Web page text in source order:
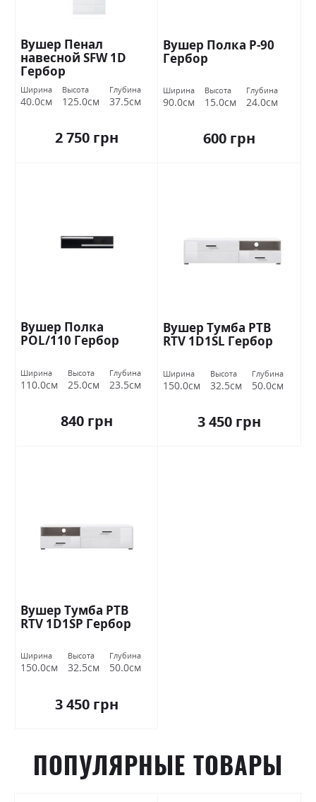
Вушер Пенал
навесной SFW 1D
Гербор
Ширина
40.0см
Высота
125.0см
Глубина
37.5см
2 750 грн
Вушер Полка Р-90
Гербор
Ширина
90.0см
Высота
15.0см
Глубина
24.0см
600 грн
Вушер Полка
РOL/110 Гербор
Ширина
110.0см
Высота
25.0см
Глубина
23.5см
840 грн
Вушер Тумба РТВ
RTV 1D1SL Гербор
Ширина
150.0см
Высота
32.5см
Глубина
50.0см
3 450 грн
Вушер Тумба РТВ
RTV 1D1SP Гербор
Ширина
150.0см
Высота
32.5см
Глубина
50.0см
3 450 грн
ПОПУЛЯРНЫЕ ТОВАРЫ